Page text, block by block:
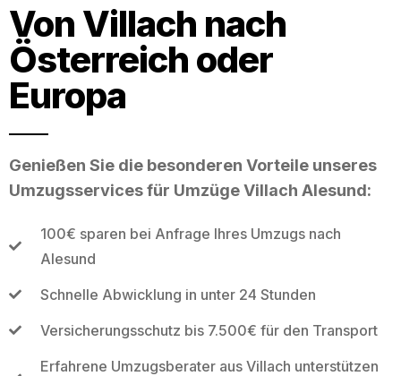
Von Villach nach
Österreich oder
Europa
Genießen Sie die besonderen Vorteile unseres
Umzugsservices für Umzüge Villach Alesund:
100€ sparen bei Anfrage Ihres Umzugs nach
Alesund
Schnelle Abwicklung in unter 24 Stunden
Versicherungsschutz bis 7.500€ für den Transport
Erfahrene Umzugsberater aus Villach unterstützen